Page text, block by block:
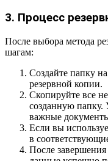
3. Процесс
После выбора метода
шагам:
Создайте папку
резервной копии.
Скопируйте все
созданную папку.
важные
Если вы
в
После завершения